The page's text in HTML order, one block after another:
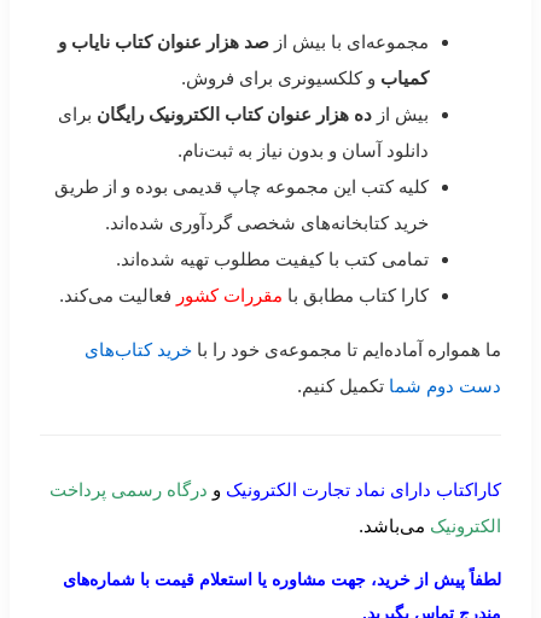
مجموعه‌ای با بیش از صد هزار عنوان کتاب نایاب و
کمیاب و کلکسیونری برای فروش.
بیش از ده هزار عنوان کتاب الکترونیک رایگان برای
دانلود آسان و بدون نیاز به ثبت‌نام.
کلیه کتب این مجموعه چاپ قدیمی بوده و از طریق
خرید کتابخانه‌های شخصی گردآوری شده‌اند.
تمامی کتب با کیفیت مطلوب تهیه شده‌اند.
کارا کتاب مطابق با مقررات کشور فعالیت می‌کند.
ما همواره آماده‌ایم تا مجموعه‌ی خود را با خرید کتاب‌های
دست دوم شما تکمیل کنیم.
کاراکتاب دارای نماد تجارت الکترونیک و درگاه رسمی پرداخت
الکترونیک می‌باشد.
لطفاً پیش از خرید، جهت مشاوره یا استعلام قیمت با شماره‌های
مندرج تماس بگیرید.